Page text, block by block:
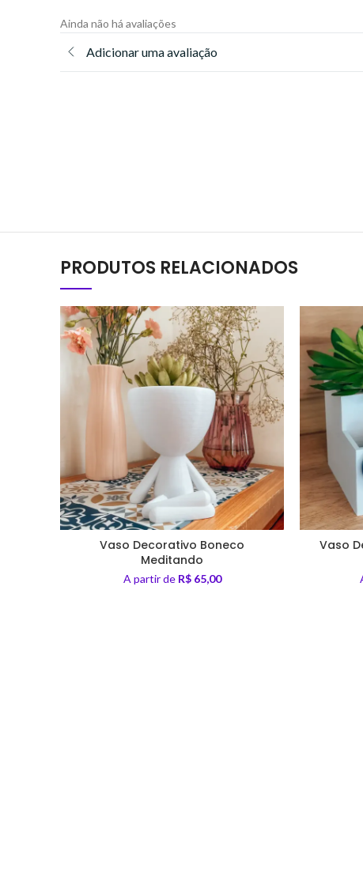
Ainda não há avaliações
Adicionar uma avaliação
PRODUTOS RELACIONADOS
Vaso Decorativo Boneco
Meditando
A partir de R$ 65,00
Vaso